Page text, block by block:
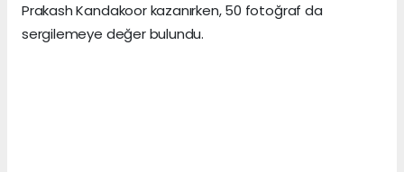
Prakash Kandakoor kazanırken, 50 fotoğraf da
sergilemeye değer bulundu.